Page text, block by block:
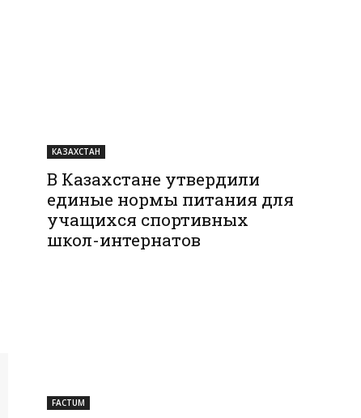
КАЗАХСТАН
В Казахстане утвердили
единые нормы питания для
учащихся спортивных
школ-интернатов
FACTUM